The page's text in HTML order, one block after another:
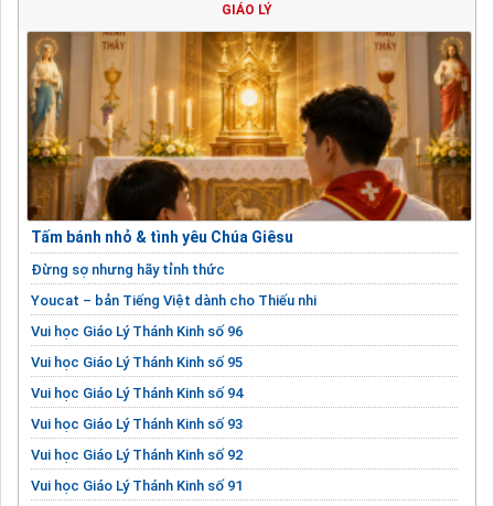
GIÁO LÝ
Tấm bánh nhỏ & tình yêu Chúa Giêsu
Đừng sợ nhưng hãy tỉnh thức
Youcat – bản Tiếng Việt dành cho Thiếu nhi
Vui học Giáo Lý Thánh Kinh số 96
Vui học Giáo Lý Thánh Kinh số 95
Vui học Giáo Lý Thánh Kinh số 94
Vui học Giáo Lý Thánh Kinh số 93
Vui học Giáo Lý Thánh Kinh số 92
Vui học Giáo Lý Thánh Kinh số 91